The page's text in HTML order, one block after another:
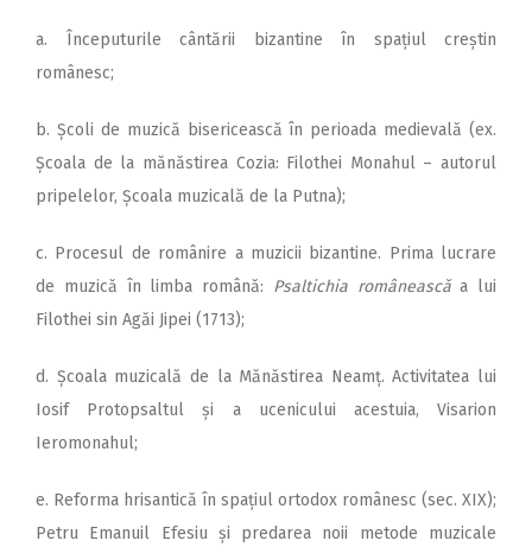
a. Începuturile cântării bizantine în spațiul creștin
românesc;
b. Școli de muzică bisericească în perioada medievală (ex.
Școala de la mănăstirea Cozia: Filothei Monahul – autorul
pripelelor, Școala muzicală de la Putna);
c. Procesul de românire a muzicii bizantine. Prima lucrare
de muzică în limba română: Psaltichia româneascăa lui
Filothei sin Agăi Jipei (1713);
d. Școala muzicală de la Mănăstirea Neamț. Activitatea lui
Iosif Protopsaltul și a ucenicului acestuia, Visarion
Ieromonahul;
e. Reforma hrisantică în spațiul ortodox românesc (sec. XIX);
Petru Emanuil Efesiu și predarea noii metode muzicale